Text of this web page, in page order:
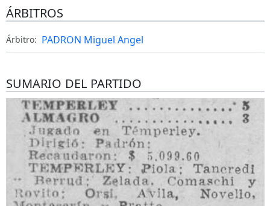
ÁRBITROS
Árbitro: PADRON Miguel Angel
SUMARIO DEL PARTIDO